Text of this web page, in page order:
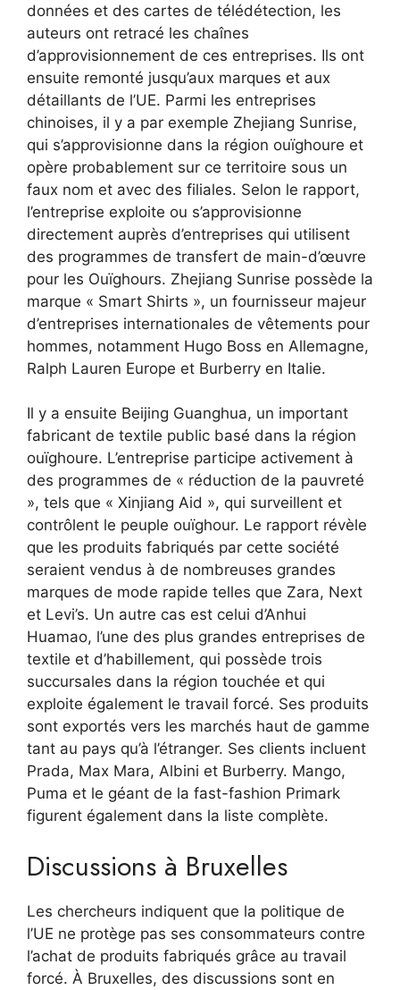
données et des cartes de télédétection, les
auteurs ont retracé les chaînes
d’approvisionnement de ces entreprises. Ils ont
ensuite remonté jusqu’aux marques et aux
détaillants de l’UE. Parmi les entreprises
chinoises, il y a par exemple Zhejiang Sunrise,
qui s’approvisionne dans la région ouïghoure et
opère probablement sur ce territoire sous un
faux nom et avec des filiales. Selon le rapport,
l’entreprise exploite ou s’approvisionne
directement auprès d’entreprises qui utilisent
des programmes de transfert de main-d’œuvre
pour les Ouïghours. Zhejiang Sunrise possède la
marque « Smart Shirts », un fournisseur majeur
d’entreprises internationales de vêtements pour
hommes, notamment Hugo Boss en Allemagne,
Ralph Lauren Europe et Burberry en Italie.
Il y a ensuite Beijing Guanghua, un important
fabricant de textile public basé dans la région
ouïghoure. L’entreprise participe activement à
des programmes de « réduction de la pauvreté
», tels que « Xinjiang Aid », qui surveillent et
contrôlent le peuple ouïghour. Le rapport révèle
que les produits fabriqués par cette société
seraient vendus à de nombreuses grandes
marques de mode rapide telles que Zara, Next
et Levi’s. Un autre cas est celui d’Anhui
Huamao, l’une des plus grandes entreprises de
textile et d’habillement, qui possède trois
succursales dans la région touchée et qui
exploite également le travail forcé. Ses produits
sont exportés vers les marchés haut de gamme
tant au pays qu’à l’étranger. Ses clients incluent
Prada, Max Mara, Albini et Burberry. Mango,
Puma et le géant de la fast-fashion Primark
figurent également dans la liste complète.
Discussions à Bruxelles
Les chercheurs indiquent que la politique de
l’UE ne protège pas ses consommateurs contre
l’achat de produits fabriqués grâce au travail
forcé. À Bruxelles, des discussions sont en